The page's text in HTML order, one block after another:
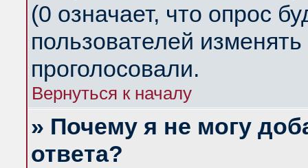
(0 означает, что опрос
пользователей
проголосовали.
Вернуться к началу
» Почему я не могу
ответа?